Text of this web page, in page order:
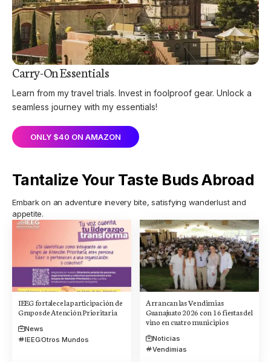
Carry-On Essentials
Learn from my travel trials. Invest in foolproof gear. Unlock a
seamless journey with my essentials!
ONLY $40 ON AMAZON
Tantalize Your Taste Buds Abroad
Embark on an adventure inevery bite, satisfying wanderlust and
appetite.
IEEG fortalece la participación de
Grupos de Atención Prioritaria
News
IEEGOtros Mundos
Arrancan las Vendimias
Guanajuato 2026 con 16 fiestas del
vino en cuatro municipios
Noticias
Vendimias